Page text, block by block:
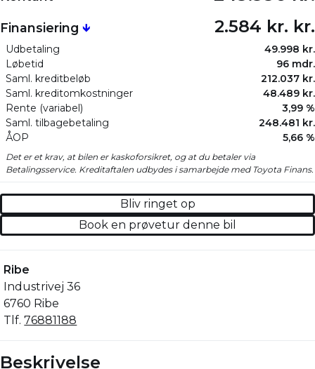
Finansiering 🡻 2.584 kr. kr.
Udbetaling
49.998 kr.
Løbetid
96 mdr.
Saml. kreditbeløb
212.037 kr.
Saml. kreditomkostninger
48.489 kr.
Rente (variabel)
3,99 %
Saml. tilbagebetaling
248.481 kr.
ÅOP
5,66 %
Det er et krav, at bilen er kaskoforsikret, og at du betaler via
Betalingsservice. Kreditaftalen udbydes i samarbejde med Toyota Finans.
Bliv ringet op
Book en prøvetur denne bil
Ribe
Industrivej 36
6760 Ribe
Tlf.76881188
Beskrivelse